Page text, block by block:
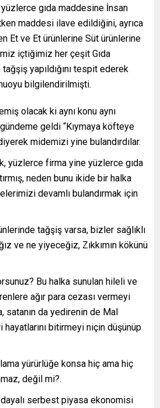
gıda maddesine İnsan
maddesi ilave edildiğini, ayrıca
Et ve Et ürünlerine Süt ürünlerine
içtiğimiz her çeşit Gıda
yapıldığını tespit ederek
bilgilendirilmişti.
olacak ki aynı konu aynı
geldi “Kıymaya köfteye
midemizi yine bulandırdılar.
yüzlerce firma yine yüzlerce gıda
neden bunu ikide bir halka
devamlı bulandırmak için
tağşiş varsa, bizler sağlıklı
ve ne yiyeceğiz, Zıkkımın kökünü
Bu halka sunulan hileli ve
ağır para cezası vermeyi
satanın da yedirenin de Mal
hayatlarını bitirmeyi niçin düşünüp
yürürlüğe konsa hiç ama hiç
değil mi?.
serbest piyasa ekonomisi